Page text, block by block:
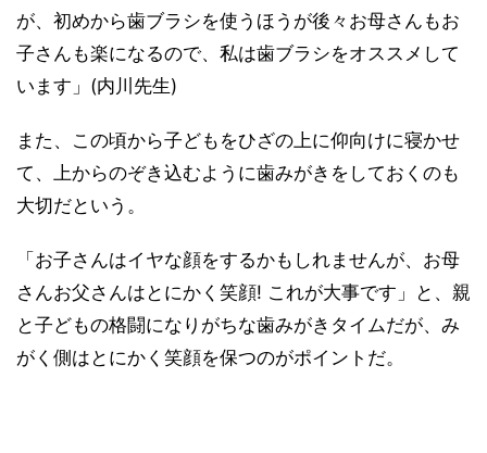
が、初めから歯ブラシを使うほうが後々お母さんもお
子さんも楽になるので、私は歯ブラシをオススメして
います」(内川先生)
また、この頃から子どもをひざの上に仰向けに寝かせ
て、上からのぞき込むように歯みがきをしておくのも
大切だという。
「お子さんはイヤな顔をするかもしれませんが、お母
さんお父さんはとにかく笑顔! これが大事です」と、親
と子どもの格闘になりがちな歯みがきタイムだが、み
がく側はとにかく笑顔を保つのがポイントだ。